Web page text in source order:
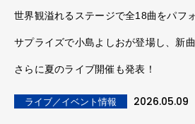
世界観溢れるステージで全18曲をパフ
サプライズで⼩島よしおが登場し、新
さらに夏のライブ開催も発表！
ライブ／イベント情報 2026.05.09